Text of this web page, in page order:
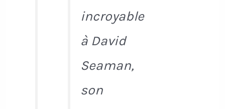
incroyable
à David
Seaman,
son